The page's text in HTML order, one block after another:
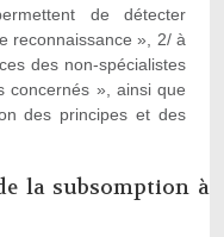
de détecter
reconnaissance », 2/ à
des non-spécialistes
concernés », ainsi que
des principes et des
la subsomption à